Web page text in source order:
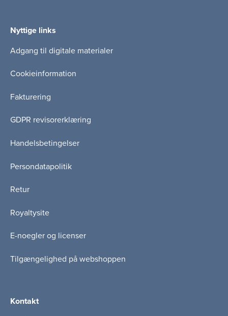
Nyttige links
Adgang til digitale materialer
Cookieinformation
Fakturering
GDPR revisorerklæring
Handelsbetingelser
Persondatapolitik
Retur
Royaltysite
E-noegler og licenser
Tilgængelighed på webshoppen
Kontakt